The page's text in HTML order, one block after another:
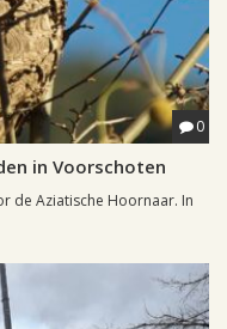
0
in Voorschoten
de Aziatische Hoornaar. In